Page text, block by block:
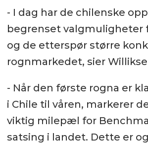
Benchmark Genetics
det britiske
Benchmark Holdings
- I dag har de chilenske
begrenset valgmuligheter
og de etterspør større
rognmarkedet, sier
- Når den første rogna er
i Chile til våren, markerer
viktig milepæl for
satsing i landet. Dette er